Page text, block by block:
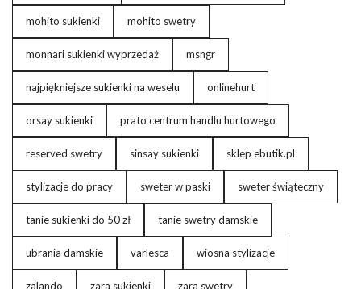
mohito sukienki mohito swetry
monnari sukienki wyprzedaż msngr
najpiękniejsze sukienki na weselu onlinehurt
orsay sukienki prato centrum handlu hurtowego
reserved swetry sinsay sukienki sklep ebutik.pl
stylizacje do pracy sweter w paski sweter świąteczny
tanie sukienki do 50 zł tanie swetry damskie
ubrania damskie varlesca wiosna stylizacje
zalando zara sukienki zara swetry